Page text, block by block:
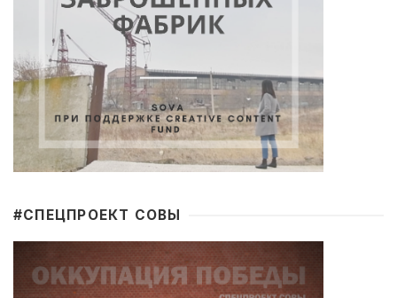
#CПЕЦПРОЕКТ СОВЫ